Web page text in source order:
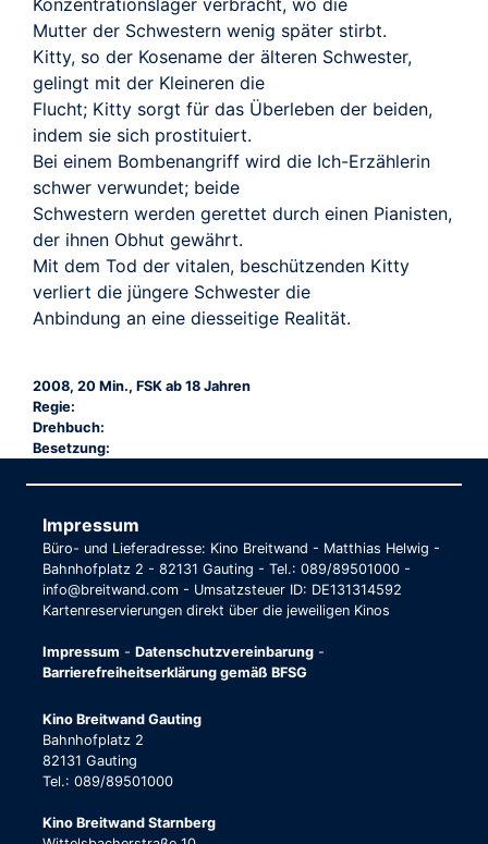
Mutter der Schwestern wenig später stirbt.
Kitty, so der Kosename der älteren Schwester,
gelingt mit der Kleineren die
Flucht; Kitty sorgt für das Überleben der beiden,
indem sie sich prostituiert.
Bei einem Bombenangriff wird die Ich-Erzählerin
schwer verwundet; beide
Schwestern werden gerettet durch einen Pianisten,
der ihnen Obhut gewährt.
Mit dem Tod der vitalen, beschützenden Kitty
verliert die jüngere Schwester die
Anbindung an eine diesseitige Realität.
2008, 20 Min., FSK ab 18 Jahren
Regie:
Drehbuch:
Besetzung:
Impressum
Büro- und Lieferadresse: Kino Breitwand - Matthias Helwig -
Bahnhofplatz 2 - 82131 Gauting - Tel.: 089/89501000 -
info@breitwand.com - Umsatzsteuer ID: DE131314592
Kartenreservierungen direkt über die jeweiligen Kinos
Impressum - Datenschutzvereinbarung -
Barrierefreiheitserklärung gemäß BFSG
Kino Breitwand Gauting
Bahnhofplatz 2
82131 Gauting
Tel.: 089/89501000
Kino Breitwand Starnberg